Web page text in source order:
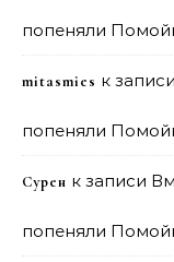
попеняли
mitasmies к записи
попеняли
Сурен к записи
попеняли